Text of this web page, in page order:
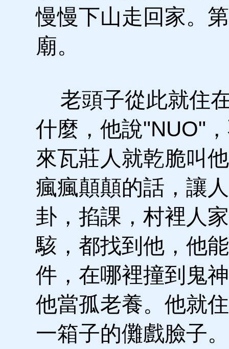
慢慢下山走回家。
廟。
老頭子從此就住
什麼，他說"NUO"
來瓦莊人就乾脆叫
瘋瘋顛顛的話，讓
卦，掐課，村裡人
駭，都找到他，他
件，在哪裡撞到鬼
他當孤老養。他就
一箱子的儺戲臉子